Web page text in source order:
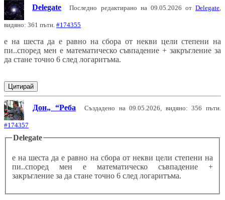
Delegate Последно редактирано на 09.05.2026 отDelegate,
видяно: 361 пъти. #174355
e на шеста да е равно на сбора от некви цели степени на
пи..според мен е математическо съвпадение + закръгление за
да стане точно 6 след логаритъма.
Цитирай
Дон Реба Създадено на 09.05.2026, видяно: 356 пъти.
#174357
Delegate
e на шеста да е равно на сбора от некви цели степени на
пи..според мен е математическо съвпадение +
закръгление за да стане точно 6 след логаритъма.